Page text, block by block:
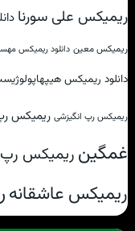
ریمیکس علی سورنا
ریمیکس معین دانلود ریمیکس
دانلود ریمیکس
ریمیکس رپ انگیزشی ریمیکس
غمگین ریمیکس
ریمیکس عاشقانه